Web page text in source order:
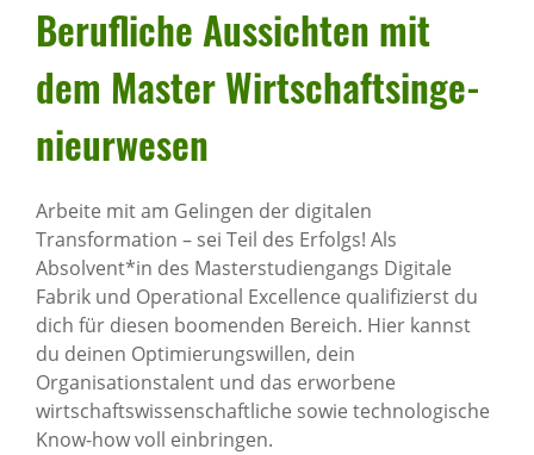
Beruf­liche Aussichten mit
dem Master Wirt­schafts­in­ge­
nieur­wesen
Arbeite mit am Gelingen der digitalen
Transformation – sei Teil des Erfolgs! Als
Absolvent*in des Masterstudiengangs Digitale
Fabrik und Operational Excellence qualifizierst du
dich für diesen boomenden Bereich. Hier kannst
du deinen Optimierungswillen, dein
Organisationstalent und das erworbene
wirtschaftswissenschaftliche sowie technologische
Know-how voll einbringen.